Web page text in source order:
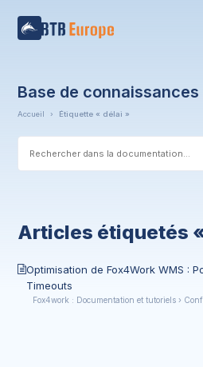
Base de connaissances
Accueil › Étiquette « délai »
Articles étiquetés
Optimisation de Fox4Work WMS :
Timeouts
Fox4work : Documentation et tutoriels ›